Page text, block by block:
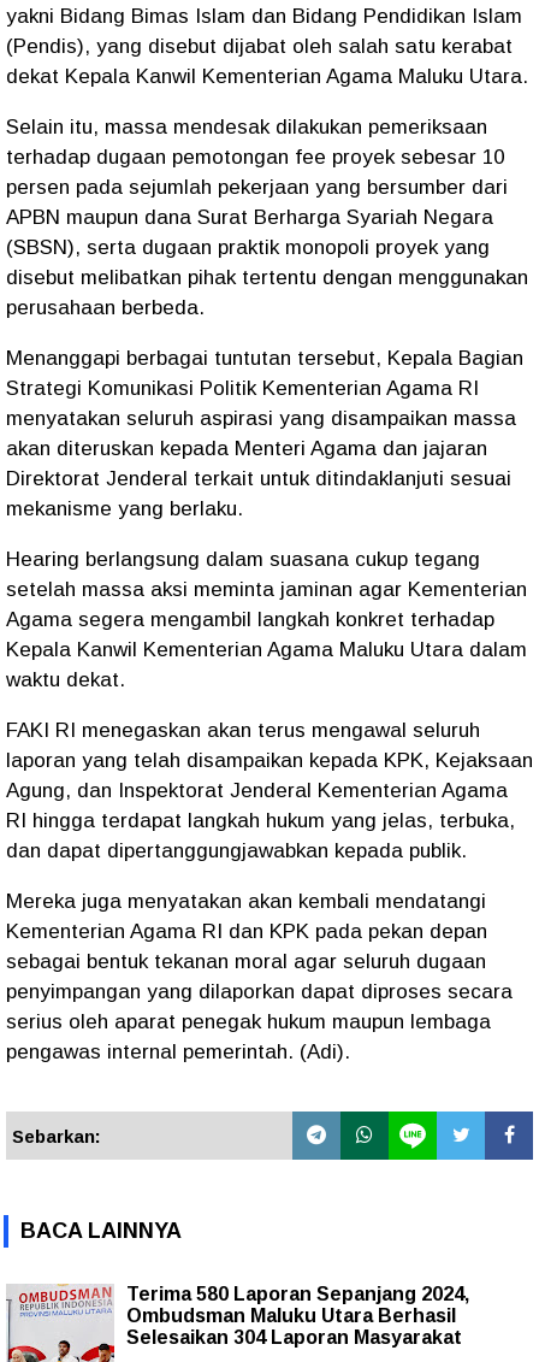
yakni Bidang Bimas Islam dan Bidang Pendidikan Islam
(Pendis), yang disebut dijabat oleh salah satu kerabat
dekat Kepala Kanwil Kementerian Agama Maluku Utara.
Selain itu, massa mendesak dilakukan pemeriksaan
terhadap dugaan pemotongan fee proyek sebesar 10
persen pada sejumlah pekerjaan yang bersumber dari
APBN maupun dana Surat Berharga Syariah Negara
(SBSN), serta dugaan praktik monopoli proyek yang
disebut melibatkan pihak tertentu dengan menggunakan
perusahaan berbeda.
Menanggapi berbagai tuntutan tersebut, Kepala Bagian
Strategi Komunikasi Politik Kementerian Agama RI
menyatakan seluruh aspirasi yang disampaikan massa
akan diteruskan kepada Menteri Agama dan jajaran
Direktorat Jenderal terkait untuk ditindaklanjuti sesuai
mekanisme yang berlaku.
Hearing berlangsung dalam suasana cukup tegang
setelah massa aksi meminta jaminan agar Kementerian
Agama segera mengambil langkah konkret terhadap
Kepala Kanwil Kementerian Agama Maluku Utara dalam
waktu dekat.
FAKI RI menegaskan akan terus mengawal seluruh
laporan yang telah disampaikan kepada KPK, Kejaksaan
Agung, dan Inspektorat Jenderal Kementerian Agama
RI hingga terdapat langkah hukum yang jelas, terbuka,
dan dapat dipertanggungjawabkan kepada publik.
Mereka juga menyatakan akan kembali mendatangi
Kementerian Agama RI dan KPK pada pekan depan
sebagai bentuk tekanan moral agar seluruh dugaan
penyimpangan yang dilaporkan dapat diproses secara
serius oleh aparat penegak hukum maupun lembaga
pengawas internal pemerintah. (Adi).
Sebarkan:
BACA LAINNYA
Terima 580 Laporan Sepanjang 2024,
Ombudsman Maluku Utara Berhasil
Selesaikan 304 Laporan Masyarakat